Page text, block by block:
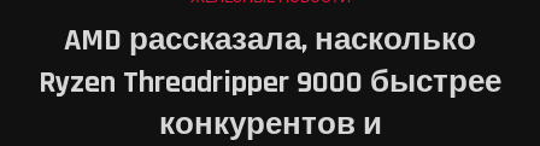
AMD рассказала, насколько
Ryzen Threadripper 9000 быстрее
конкурентов и